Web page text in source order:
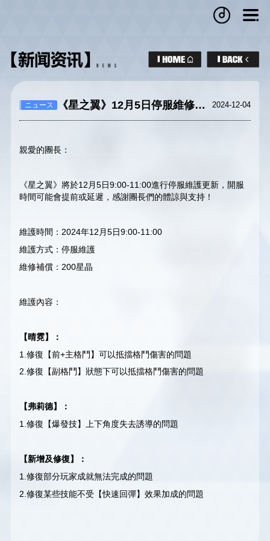
ニュース 《星之翼》12月5日停服維修公告 2024-12-04
親愛的團長：
《星之翼》將於12月5日9:00-11:00進行停服維護更新，開服
時間可能會提前或延遲，感謝團長們的體諒與支持！
維護時間：2024年12月5日9:00-11:00
維護方式：停服維護
維修補償：200星晶
維護內容：
【晴霓】：
1.修復【前+主格鬥】可以抵擋格鬥傷害的問題
2.修復【副格鬥】狀態下可以抵擋格鬥傷害的問題
【弗莉德】：
1.修復【爆發技】上下角度失去誘導的問題
【新增及修復】：
1.修復部分玩家成就無法完成的問題
2.修復某些技能不受【快速回彈】效果加成的問題